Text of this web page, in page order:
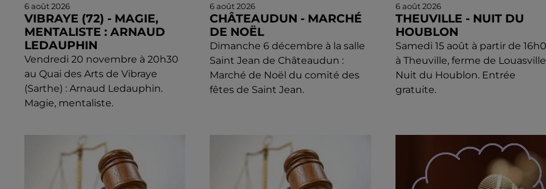
6 août 2026
VIBRAYE (72) - MAGIE,
MENTALISTE : ARNAUD
LEDAUPHIN
Vendredi 20 novembre à 20h30
au Quai des Arts de Vibraye
(Sarthe) : Arnaud Ledauphin.
Magie, mentaliste.
6 août 2026
CHÂTEAUDUN - MARCHÉ
DE NOËL
Dimanche 6 décembre à la salle
Saint Jean de Châteaudun :
Marché de Noël du comité des
fêtes de Saint Jean.
6 août 2026
THEUVILLE - NUIT DU
HOUBLON
Samedi 15 août à partir de
à Theuville, ferme de Louasville
Nuit du Houblon. Entrée
gratuite.